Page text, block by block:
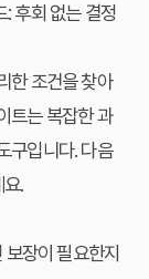
: 후회 없는 결정
한 조건을 찾아
트는 복잡한 과
구입니다. 다음
.
장이 필요한지